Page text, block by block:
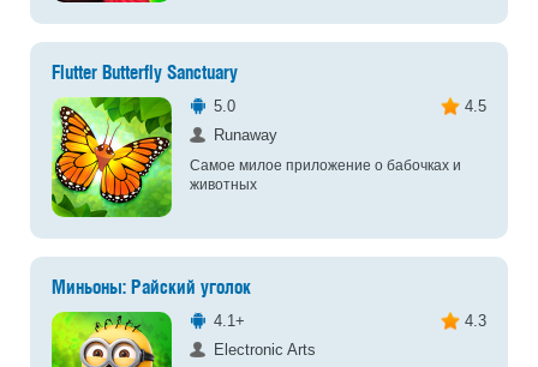
Flutter Butterfly Sanctuary
5.0
4.5
Runaway
Самое милое приложение о бабочках и
животных
Миньоны: Райский уголок
4.1+
4.3
Electronic Arts